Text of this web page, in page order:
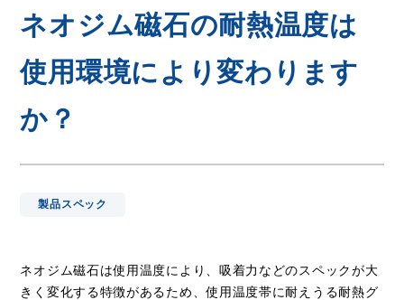
ネオジム磁石の耐熱温度は
使用環境により変わります
か？
製品スペック
ネオジム磁石は使用温度により、吸着力などのスペックが大
きく変化する特徴があるため、使用温度帯に耐えうる耐熱グ